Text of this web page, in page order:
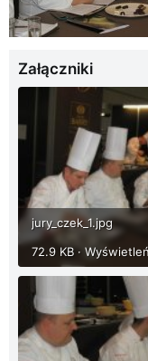
Załączniki
jury_czek_1.jpg
72.9 KB ·